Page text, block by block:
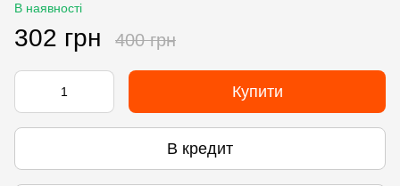
В наявності
302 грн 400 грн
Купити
В кредит